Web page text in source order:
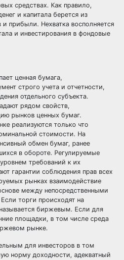
средствах. Как правило,
и капитала берется из
и прибыли. Нехватка восполняется
и инвестирования в фондовые
ценная бумага,
строго учета и отчетности,
отдельного субъекта.
рядом свойств,
рынков ценных бумаг.
реализуются только что
стоимости. На
обмен бумаг, ранее
в обороте. Регулируемые
требований к их
гарантии соблюдения прав всех
рынках взаимодействие
между непосредственными
торги происходят на
биржевым. Если для
площадки, в том числе среда
рынке.
для инвесторов в том
норму доходности, адекватный